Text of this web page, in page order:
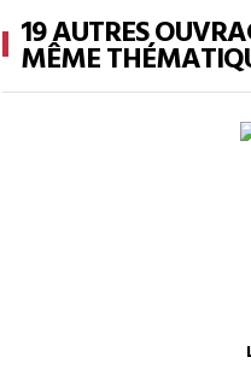
19 AUTRES
MÊME